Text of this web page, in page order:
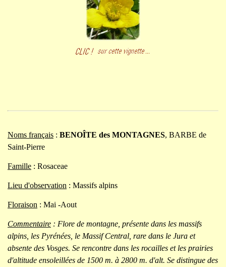
Noms français : BENOÎTE des MONTAGNES, BARBE de
Saint-Pierre
Famille : Rosaceae
Lieu d'observation : Massifs alpins
Floraison : Mai -Aout
Commentaire : Flore de montagne, présente dans les massifs
alpins, les Pyrénées, le Massif Central, rare dans le Jura et
absente des Vosges. Se rencontre dans les rocailles et les prairies
d'altitude ensoleillées de 1500 m. à 2800 m. d'alt. Se distingue des